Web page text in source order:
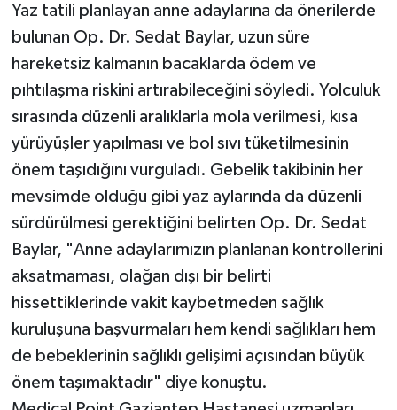
Yaz tatili planlayan anne adaylarına da önerilerde
bulunan Op. Dr. Sedat Baylar, uzun süre
hareketsiz kalmanın bacaklarda ödem ve
pıhtılaşma riskini artırabileceğini söyledi. Yolculuk
sırasında düzenli aralıklarla mola verilmesi, kısa
yürüyüşler yapılması ve bol sıvı tüketilmesinin
önem taşıdığını vurguladı. Gebelik takibinin her
mevsimde olduğu gibi yaz aylarında da düzenli
sürdürülmesi gerektiğini belirten Op. Dr. Sedat
Baylar, "Anne adaylarımızın planlanan kontrollerini
aksatmaması, olağan dışı bir belirti
hissettiklerinde vakit kaybetmeden sağlık
kuruluşuna başvurmaları hem kendi sağlıkları hem
de bebeklerinin sağlıklı gelişimi açısından büyük
önem taşımaktadır" diye konuştu.